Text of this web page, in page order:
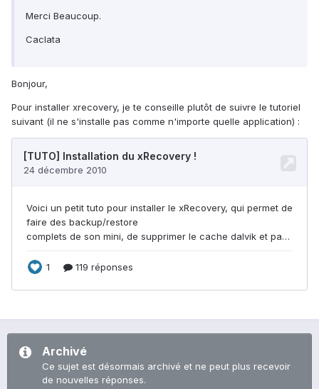
Merci Beaucoup.
Caclata
Bonjour,
Pour installer xrecovery, je te conseille plutôt de suivre le tutoriel
suivant (il ne s'installe pas comme n'importe quelle application) :
Archivé
Ce sujet est désormais archivé et ne peut plus recevoir
de nouvelles réponses.